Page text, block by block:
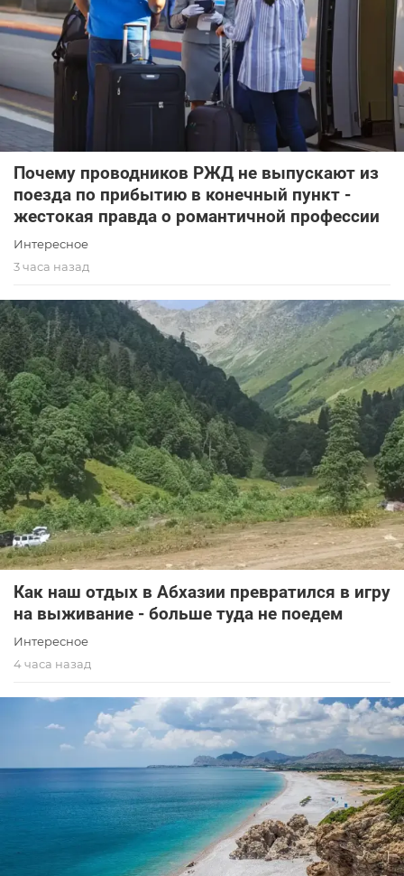
Почему проводников РЖД не выпускают из
поезда по прибытию в конечный пункт -
жестокая правда о романтичной профессии
Интересное
3 часа назад
Как наш отдых в Абхазии превратился в игру
на выживание - больше туда не поедем
Интересное
4 часа назад